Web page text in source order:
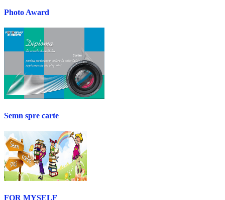
Photo Award
Semn spre carte
FOR MYSELF